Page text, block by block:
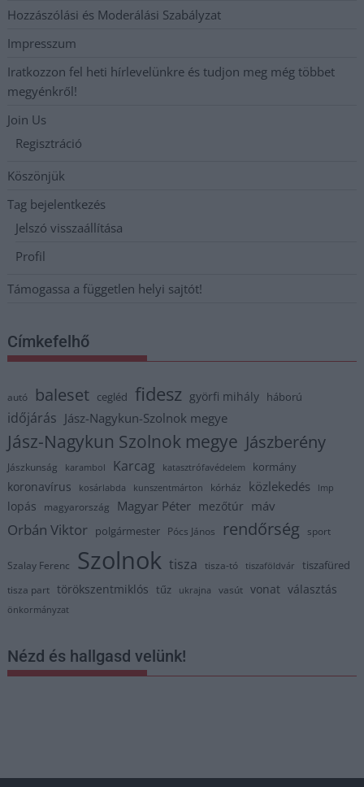
Hozzászólási és Moderálási Szabályzat
Impresszum
Iratkozzon fel heti hírlevelünkre és tudjon meg még többet
megyénkről!
Join Us
Regisztráció
Köszönjük
Tag bejelentkezés
Jelszó visszaállítása
Profil
Támogassa a független helyi sajtót!
Címkefelhő
autó baleset cegléd fidesz györfi mihály háború
időjárás Jász-Nagykun-Szolnok megye
Jász-Nagykun Szolnok megye Jászberény
Jászkunság karambol Karcag katasztrófavédelem kormány
koronavírus kosárlabda kunszentmárton kórház közlekedés lmp
lopás magyarország Magyar Péter mezőtúr máv
Orbán Viktor polgármester Pócs János rendőrség sport
Szalay Ferenc Szolnok tisza tisza-tó tiszaföldvár tiszafüred
tisza part törökszentmiklós tűz ukrajna vasút vonat választás
önkormányzat
Nézd és hallgasd velünk!